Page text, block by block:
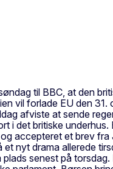
til BBC, at den
vil forlade EU den
afviste at sende
det britiske
accepteret et brev
nyt drama allerede
senest på